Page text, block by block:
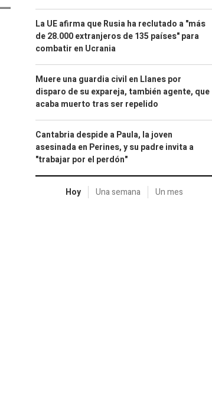
La UE afirma que Rusia ha reclutado a "más
de 28.000 extranjeros de 135 países" para
combatir en Ucrania
Muere una guardia civil en Llanes por
disparo de su expareja, también agente, que
acaba muerto tras ser repelido
Cantabria despide a Paula, la joven
asesinada en Perines, y su padre invita a
"trabajar por el perdón"
Hoy Una semana Un mes